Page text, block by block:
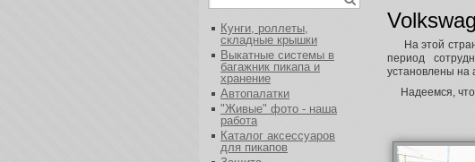
На этой
период
установлены на
Надеемся, что
Кунги, роллеты,
складные крышки
Выкатные системы в
багажник пикапа и
хранение
Автопалатки
"Живые" фото - наша
работа
Каталог аксессуаров
для пикапов